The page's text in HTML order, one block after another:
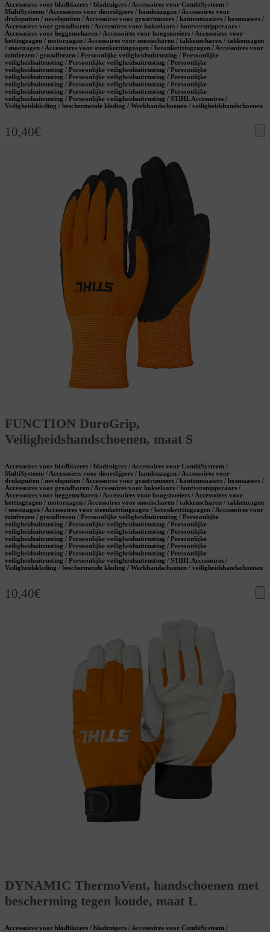
Accessoires voor bladblazers / bladzuigers / Accessoires voor CombiSysteem /
MultiSysteem / Accessoires voor doorslijpers / bandenzagen / Accessoires voor
drukspuiten / nevelspuiten / Accessoires voor grastrimmers / kantenmaaiers / bosmaaiers /
Accessoires voor grondboren / Accessoires voor hakselaars / houtversnipperaars /
Accessoires voor heggenscharen / Accessoires voor hoogsnoeiers / Accessoires voor
kettingzagen / motorzagen / Accessoires voor snoeischaren / takkenscharen / takkenzagen
/ snoeizagen / Accessoires voor steenketttingzagen / betonketttingzagen / Accessoires voor
tuinfrezen / grondfrezen / Persoonlijke veiligheidsuitrusting / Persoonlijke
veiligheidsuitrusting / Persoonlijke veiligheidsuitrusting / Persoonlijke
veiligheidsuitrusting / Persoonlijke veiligheidsuitrusting / Persoonlijke
veiligheidsuitrusting / Persoonlijke veiligheidsuitrusting / Persoonlijke
veiligheidsuitrusting / Persoonlijke veiligheidsuitrusting / Persoonlijke
veiligheidsuitrusting / Persoonlijke veiligheidsuitrusting / Persoonlijke
veiligheidsuitrusting / Persoonlijke veiligheidsuitrusting / STIHL Accessoires /
Veiligheidskleding / beschermende kleding / Werkhandschoenen / veiligheidshandschoenen
10,40€
FUNCTION DuroGrip,
Veiligheidshandschoenen, maat S
Accessoires voor bladblazers / bladzuigers / Accessoires voor CombiSysteem /
MultiSysteem / Accessoires voor doorslijpers / bandenzagen / Accessoires voor
drukspuiten / nevelspuiten / Accessoires voor grastrimmers / kantenmaaiers / bosmaaiers /
Accessoires voor grondboren / Accessoires voor hakselaars / houtversnipperaars /
Accessoires voor heggenscharen / Accessoires voor hoogsnoeiers / Accessoires voor
kettingzagen / motorzagen / Accessoires voor snoeischaren / takkenscharen / takkenzagen
/ snoeizagen / Accessoires voor steenketttingzagen / betonketttingzagen / Accessoires voor
tuinfrezen / grondfrezen / Persoonlijke veiligheidsuitrusting / Persoonlijke
veiligheidsuitrusting / Persoonlijke veiligheidsuitrusting / Persoonlijke
veiligheidsuitrusting / Persoonlijke veiligheidsuitrusting / Persoonlijke
veiligheidsuitrusting / Persoonlijke veiligheidsuitrusting / Persoonlijke
veiligheidsuitrusting / Persoonlijke veiligheidsuitrusting / Persoonlijke
veiligheidsuitrusting / Persoonlijke veiligheidsuitrusting / Persoonlijke
veiligheidsuitrusting / Persoonlijke veiligheidsuitrusting / STIHL Accessoires /
Veiligheidskleding / beschermende kleding / Werkhandschoenen / veiligheidshandschoenen
10,40€
DYNAMIC ThermoVent, handschoenen met
bescherming tegen koude, maat L
Accessoires voor bladblazers / bladzuigers / Accessoires voor CombiSysteem /